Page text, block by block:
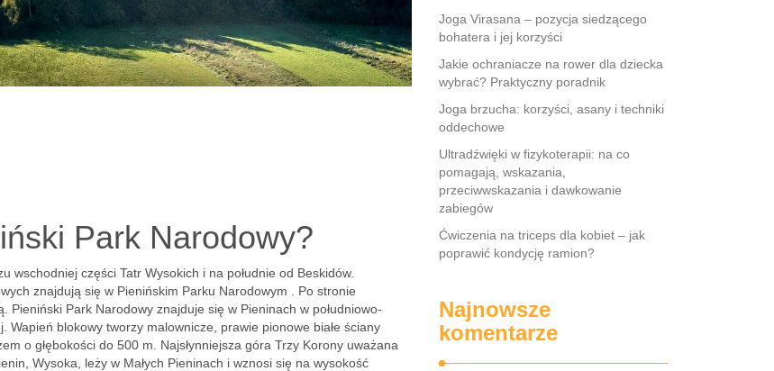
Park Narodowy?
wschodniej części Tatr Wysokich i na południe od Beskidów.
znajdują się w Pienińskim Parku Narodowym . Po stronie
Pieniński Park Narodowy znajduje się w Pieninach w południowo-
Wapień blokowy tworzy malownicze, prawie pionowe białe ściany
o głębokości do 500 m. Najsłynniejsza góra Trzy Korony uważana
Wysoka, leży w Małych Pieninach i wznosi się na wysokość
Joga Virasana – pozycja siedzącego
bohatera i jej korzyści
Jakie ochraniacze na rower dla dziecka
wybrać? Praktyczny poradnik
Joga brzucha: korzyści, asany i techniki
oddechowe
Ultradźwięki w fizykoterapii: na co
pomagają, wskazania,
przeciwwskazania i dawkowanie
zabiegów
Ćwiczenia na triceps dla kobiet – jak
poprawić kondycję ramion?
Najnowsze
komentarze